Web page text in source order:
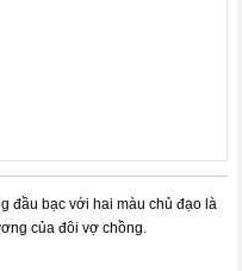
đầu bạc với hai màu chủ đạo là
của đôi vợ chồng.